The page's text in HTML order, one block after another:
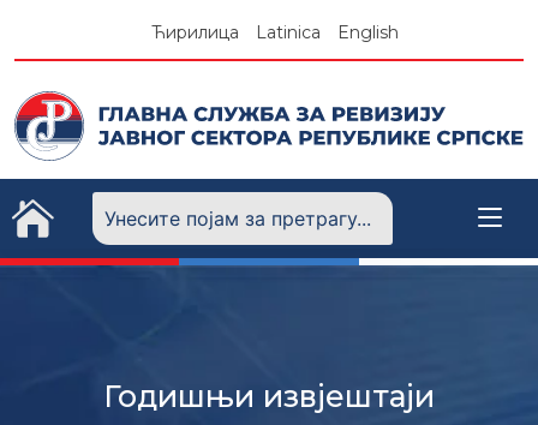
Ћирилица Latinica English
Годишњи извјештаји